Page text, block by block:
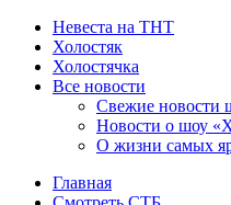
Невеста на ТНТ
Холостяк
Холостячка
Все новости
Свежие новости
Новости о шоу
О жизни самых
Главная